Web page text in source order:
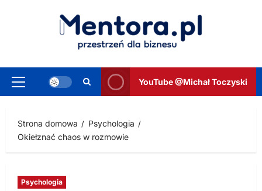
Menu
YouTube @Michał Toczyski
Strona domowa
Psychologia
Okiełznać chaos w rozmowie
Psychologia